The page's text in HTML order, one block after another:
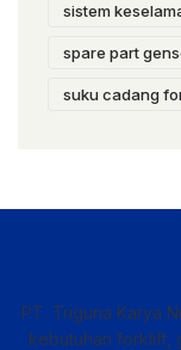
sistem
spare part
suku cadang
PT. Triguna Karya
kebutuhan forklift,